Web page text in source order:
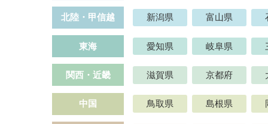
北陸・甲信越 新潟県 富山県
東海 愛知県 岐阜県
関西・近畿 滋賀県 京都府
中国 鳥取県 島根県